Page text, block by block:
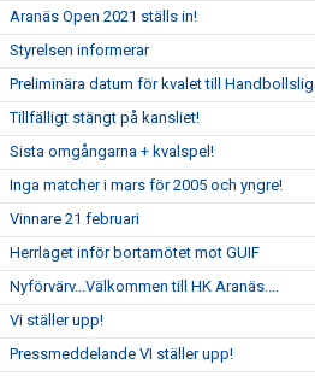
Aranäs Open 2021 ställs in!
Styrelsen informerar
Preliminära datum för kvalet till
Tillfälligt stängt på kansliet!
Sista omgångarna + kvalspel!
Inga matcher i mars för 2005 och yngre!
Vinnare 21 februari
Herrlaget inför bortamötet mot GUIF
Nyförvärv...Välkommen till HK Aranäs....
Vi ställer upp!
Pressmeddelande VI ställer upp!